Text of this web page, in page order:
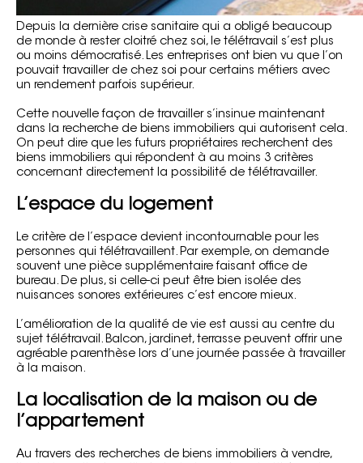
Depuis la dernière crise sanitaire qui a obligé beaucoup
de monde à rester cloitré chez soi, le télétravail s’est plus
ou moins démocratisé. Les entreprises ont bien vu que l’on
pouvait travailler de chez soi pour certains métiers avec
un rendement parfois supérieur.
Cette nouvelle façon de travailler s’insinue maintenant
dans la recherche de biens immobiliers qui autorisent cela.
On peut dire que les futurs propriétaires recherchent des
biens immobiliers qui répondent à au moins 3 critères
concernant directement la possibilité de télétravailler.
L’espace du logement
Le critère de l’espace devient incontournable pour les
personnes qui télétravaillent. Par exemple, on demande
souvent une pièce supplémentaire faisant office de
bureau. De plus, si celle-ci peut être bien isolée des
nuisances sonores extérieures c’est encore mieux.
L’amélioration de la qualité de vie est aussi au centre du
sujet télétravail. Balcon, jardinet, terrasse peuvent offrir une
agréable parenthèse lors d’une journée passée à travailler
à la maison.
La localisation de la maison ou de
l’appartement
Au travers des recherches de biens immobiliers à vendre,